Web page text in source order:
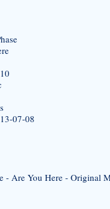
07-08
- Are You Here - Original